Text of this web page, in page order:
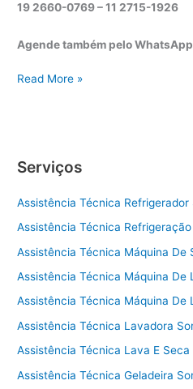
19 2660-0769 –11 2715-1926
Agende também pelo
A
t
n
c
a
t
n
i
a
Read More »
Serviços
Assistência Técnica Refrigerador
Assistência Técnica
Assistência Técnica Máquina De
Assistência Técnica Máquina De
Assistência Técnica Máquina De
Assistência Técnica Lavadora
Assistência Técnica Lava E Seca
Assistência Técnica Geladeira